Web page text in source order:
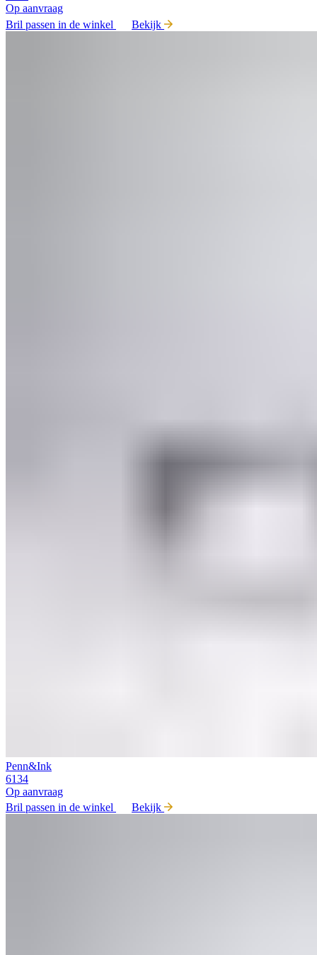
Op aanvraag
Bril passen in de winkel
Bekijk
Penn&Ink
6134
Op aanvraag
Bril passen in de winkel
Bekijk